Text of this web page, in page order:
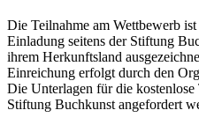
Die Teilnahme am Wettbewerb
Einladung seitens der Stiftung
ihrem Herkunftsland
Einreichung erfolgt durch den
Die Unterlagen für die
Stiftung Buchkunst angefordert